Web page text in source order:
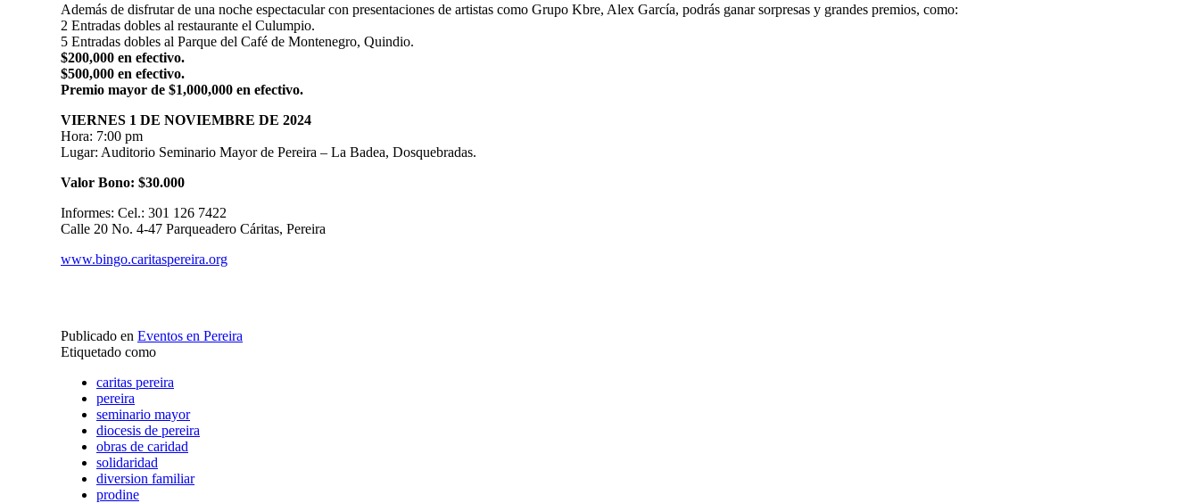
Además de disfrutar de una noche espectacular con presentaciones de artistas como Grupo Kbre, Alex García, podrás ganar sorpresas y grandes premios, como:
2 Entradas dobles al restaurante el Culumpio.
5 Entradas dobles al Parque del Café de Montenegro, Quindio.
$200,000 en efectivo.
$500,000 en efectivo.
Premio mayor de $1,000,000 en efectivo.
VIERNES 1 DE NOVIEMBRE DE 2024
Hora: 7:00 pm
Lugar: Auditorio Seminario Mayor de Pereira – La Badea, Dosquebradas.
Valor Bono: $30.000
Informes: Cel.: 301 126 7422
Calle 20 No. 4-47 Parqueadero Cáritas, Pereira
www.bingo.caritaspereira.org
Publicado en Eventos en Pereira
Etiquetado como
caritas pereira
pereira
seminario mayor
diocesis de pereira
obras de caridad
solidaridad
diversion familiar
prodine